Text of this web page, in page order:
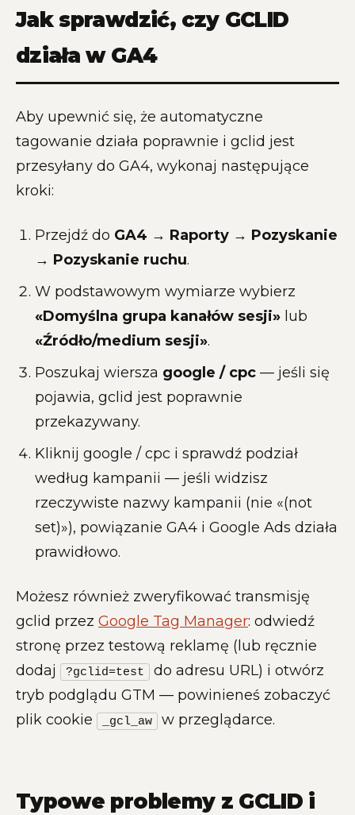
Jak sprawdzić, czy GCLID
działa w GA4
Aby upewnić się, że automatyczne
tagowanie działa poprawnie i gclid jest
przesyłany do GA4, wykonaj następujące
kroki:
Przejdź do GA4 → Raporty → Pozyskanie
→ Pozyskanie ruchu.
W podstawowym wymiarze wybierz
«Domyślna grupa kanałów sesji» lub
«Źródło/medium sesji».
Poszukaj wiersza google / cpc — jeśli się
pojawia, gclid jest poprawnie
przekazywany.
Kliknij google / cpc i sprawdź podział
według kampanii — jeśli widzisz
rzeczywiste nazwy kampanii (nie «(not
set)»), powiązanie GA4 i Google Ads działa
prawidłowo.
Możesz również zweryfikować transmisję
gclid przez Google Tag Manager: odwiedź
stronę przez testową reklamę (lub ręcznie
dodaj
?gclid=test
do adresu URL) i otwórz
tryb podglądu GTM — powinieneś zobaczyć
plik cookie
_gcl_aw w przeglądarce.
Typowe problemy z GCLID i